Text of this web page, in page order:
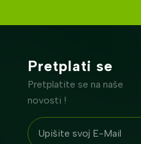
Pretplati se
Pretplatite se na naše
novosti !